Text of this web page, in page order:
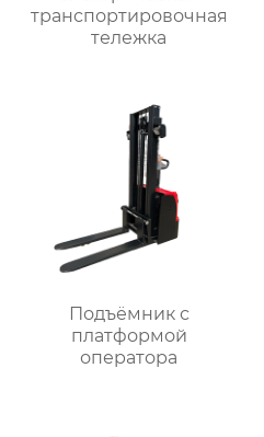
транспортировочная
тележка
Подъёмник с
платформой
оператора